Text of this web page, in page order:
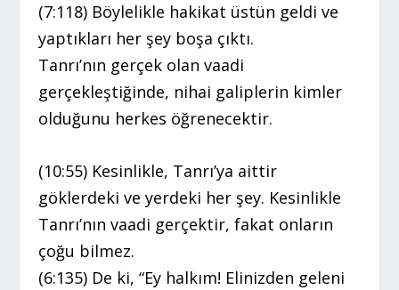
(7:118) Böylelikle hakikat üstün geldi ve
yaptıkları her şey boşa çıktı.
Tanrı’nın gerçek olan vaadi
gerçekleştiğinde, nihai galiplerin kimler
olduğunu herkes öğrenecektir.
(10:55) Kesinlikle, Tanrı’ya aittir
göklerdeki ve yerdeki her şey. Kesinlikle
Tanrı’nın vaadi gerçektir, fakat onların
çoğu bilmez.
(6:135) De ki, “Ey halkım! Elinizden geleni